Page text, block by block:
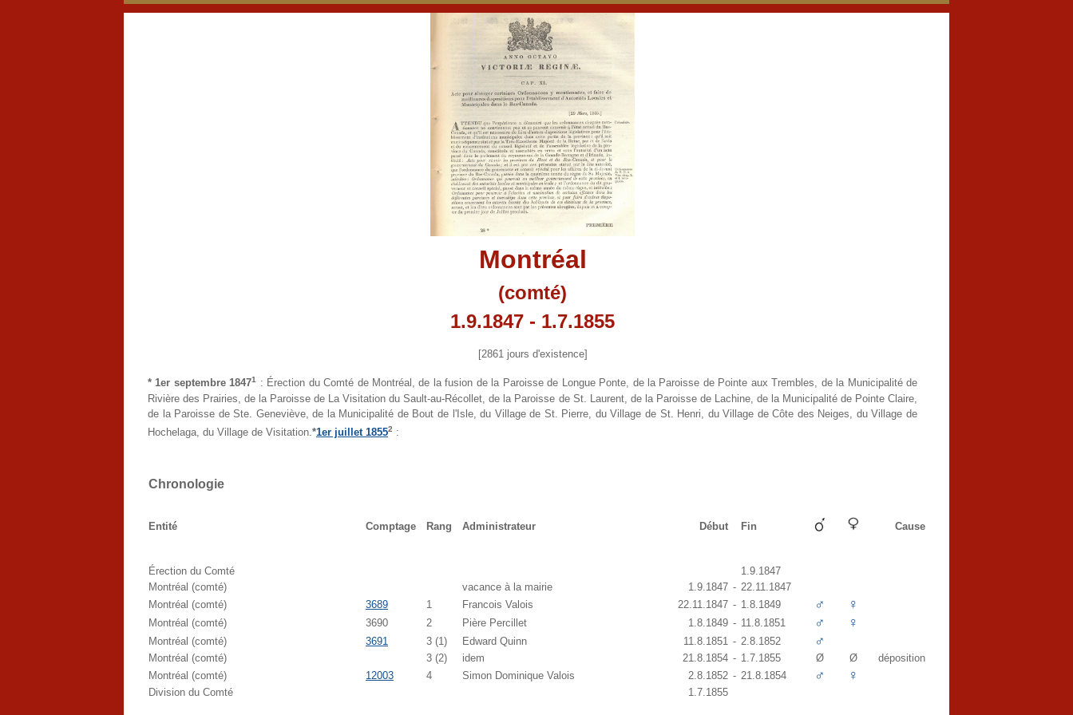
Montréal
(comté)
1.9.1847 - 1.7.1855
[2861 jours d'existence]
* 1er septembre 18471
: Érection du Comté de Montréal, de la fusion de la Paroisse de Longue Ponte, de la Paroisse de Pointe aux Trembles, de la Municipalité de
Rivière des Prairies, de la Paroisse de La Visitation du Sault-au-Récollet, de la Paroisse de St. Laurent, de la Paroisse de Lachine, de la Municipalité de Pointe Claire,
de la Paroisse de Ste. Geneviève, de la Municipalité de Bout de l'Isle, du Village de St. Pierre, du Village de St. Henri, du Village de Côte des Neiges, du Village de
Hochelaga, du Village de Visitation.*1er juillet 18552 :
Chronologie
Entité Comptage Rang Administrateur Début Fin Cause
Érection du Comté
1.9.1847
Montréal (comté)
vacance à la mairie 1.9.1847 - 22.11.1847
Montréal (comté)
3689 1 Francois Valois 22.11.1847 - 1.8.1849 ♂ ♀
Montréal (comté) 3690 2 Pière Percillet 1.8.1849 - 11.8.1851 ♂ ♀
Montréal (comté) 3691 3 (1) Edward Quinn 11.8.1851 - 2.8.1852 ♂
Montréal (comté) 3 (2) idem 21.8.1854 - 1.7.1855 Ø Ø
déposition
Montréal (comté)
12003 4 Simon Dominique Valois 2.8.1852 - 21.8.1854 ♂ ♀
Division du Comté 1.7.1855